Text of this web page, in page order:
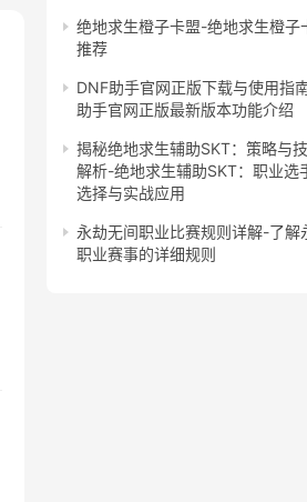
绝地求生橙子卡盟-绝地求生橙子
推荐
DNF助手官网正版下载与使用指
助手官网正版最新版本功能介绍
揭秘绝地求生辅助SKT：策略与
解析-绝地求生辅助SKT：职业选
选择与实战应用
永劫无间职业比赛规则详解-了解
职业赛事的详细规则